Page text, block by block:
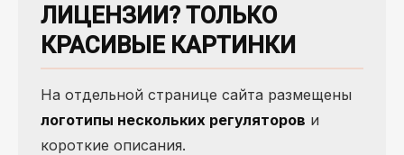
ЛИЦЕНЗИИ? ТОЛЬКО
КРАСИВЫЕ КАРТИНКИ
На отдельной странице сайта размещены
логотипы нескольких регуляторов и
короткие описания.